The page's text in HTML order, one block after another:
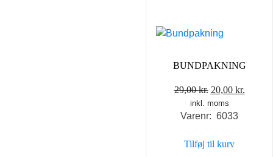
BUNDPAKNING
29,00kr. Den
oprindelige
pris
29,00 kr..
20,00 kr.
inkl. moms
Varenr: 6033
Tilføj til kurv